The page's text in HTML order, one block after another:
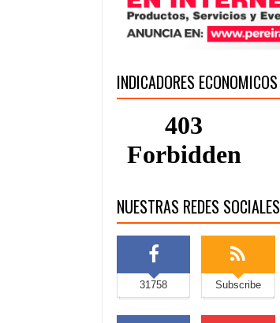
INDICADORES ECONOMICOS
NUESTRAS REDES SOCIALES
31758 Subscribe